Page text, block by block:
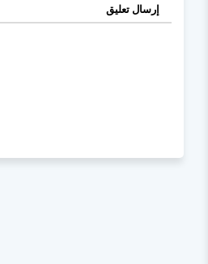
إرسال تعليق